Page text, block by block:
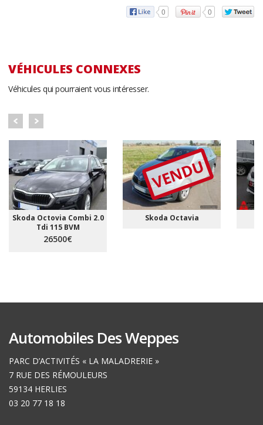
0 0
VÉHICULES CONNEXES
Véhicules qui pourraient vous intéresser.
Skoda Octovia Combi 2.0
Tdi 115 BVM
26500€
VENDU
Skoda Octavia
Automobiles Des Weppes
PARC D’ACTIVITÉS « LA MALADRERIE »
7 RUE DES RÉMOULEURS
59134 HERLIES
03 20 77 18 18